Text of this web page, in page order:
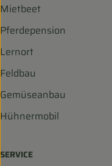
Mietbeet
Pferdepension
Lernort
Feldbau
Gemüseanbau
Hühnermobil
SERVICE